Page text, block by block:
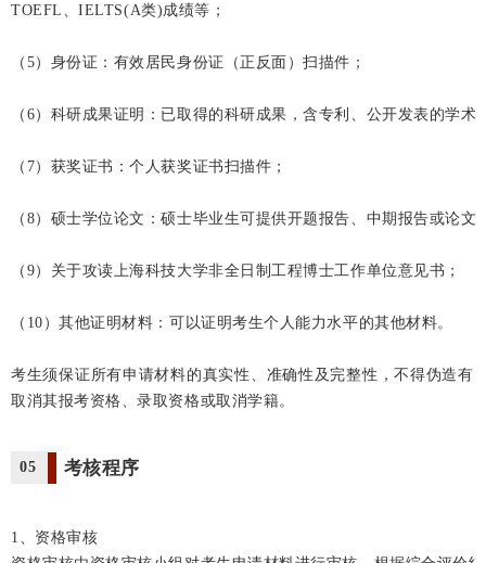
TOEFL、IELTS(A类)成绩等；
（5）身份证：有效居民身份证（正反面）扫描件；
（6）科研成果证明：已取得的科研成果，含专利、公开发表的学术
（7）获奖证书：个人获奖证书扫描件；
（8）硕士学位论文：硕士毕业生可提供开题报告、中期报告或论文
（9）关于攻读上海科技大学非全日制工程博士工作单位意见书；
（10）其他证明材料：可以证明考生个人能力水平的其他材料。
考生须保证所有申请材料的真实性、准确性及完整性，不得伪造有
取消其报考资格、录取资格或取消学籍。
05 考核程序
1、资格审核